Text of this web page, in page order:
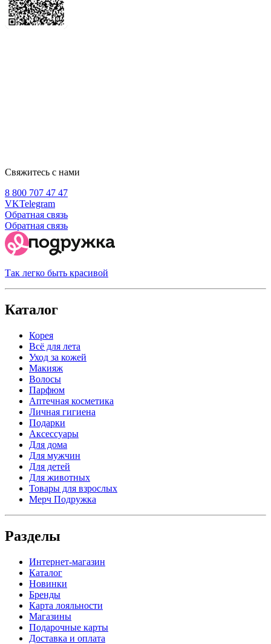
Свяжитесь с нами
8 800 707 47 47
VKTelegram
Обратная связь
Обратная связь
Так легко быть красивой
Каталог
Корея
Всё для лета
Уход за кожей
Макияж
Волосы
Парфюм
Аптечная косметика
Личная гигиена
Подарки
Аксессуары
Для дома
Для мужчин
Для детей
Для животных
Товары для взрослых
Мерч Подружка
Разделы
Интернет-магазин
Каталог
Новинки
Бренды
Карта лояльности
Магазины
Подарочные карты
Доставка и оплата